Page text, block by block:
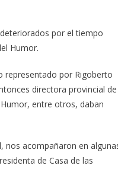
por el tiempo
Humor.
representado por Rigoberto
directora provincial de
entre otros, daban
nos acompañaron en
de Casa de las